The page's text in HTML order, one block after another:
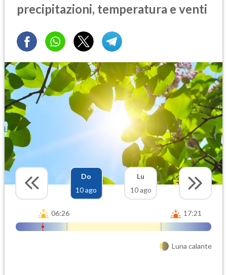
precipitazioni, temperatura e venti
Do
10 ago
Lu
10 ago
06:26 17:21
Luna calante